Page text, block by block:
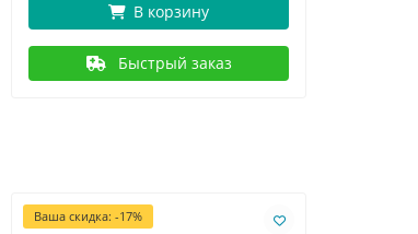
В корзину
Быстрый заказ
Ваша скидка: -17%